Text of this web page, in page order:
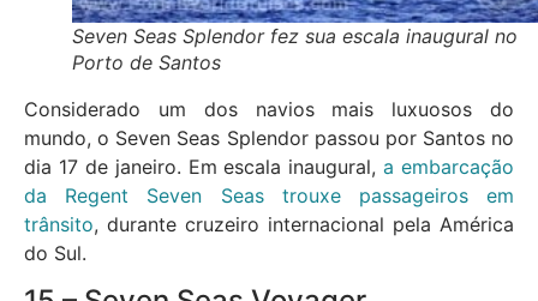
Seven Seas Splendor fez sua escala inaugural no
Porto de Santos
Considerado um dos navios mais luxuosos do
mundo, o Seven Seas Splendor passou por Santos no
dia 17 de janeiro. Em escala inaugural,a embarcação
da Regent Seven Seas trouxe passageiros em
trânsito, durante cruzeiro internacional pela América
do Sul.